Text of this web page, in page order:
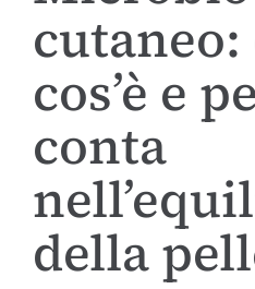
cutaneo:
cos’è e
conta
della